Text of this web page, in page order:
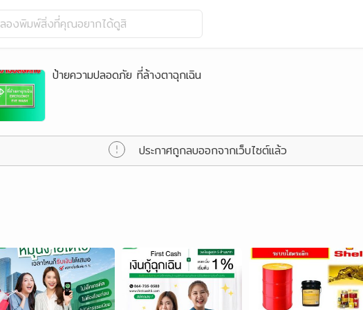
ลองพิมพ์สิ่งที่คุณอยากได้ดูสิ
ป้ายความปลอดภัย ที่ล้างตาฉุกเฉิน
ประกาศถูกลบออกจากเว็บไซต์แล้ว